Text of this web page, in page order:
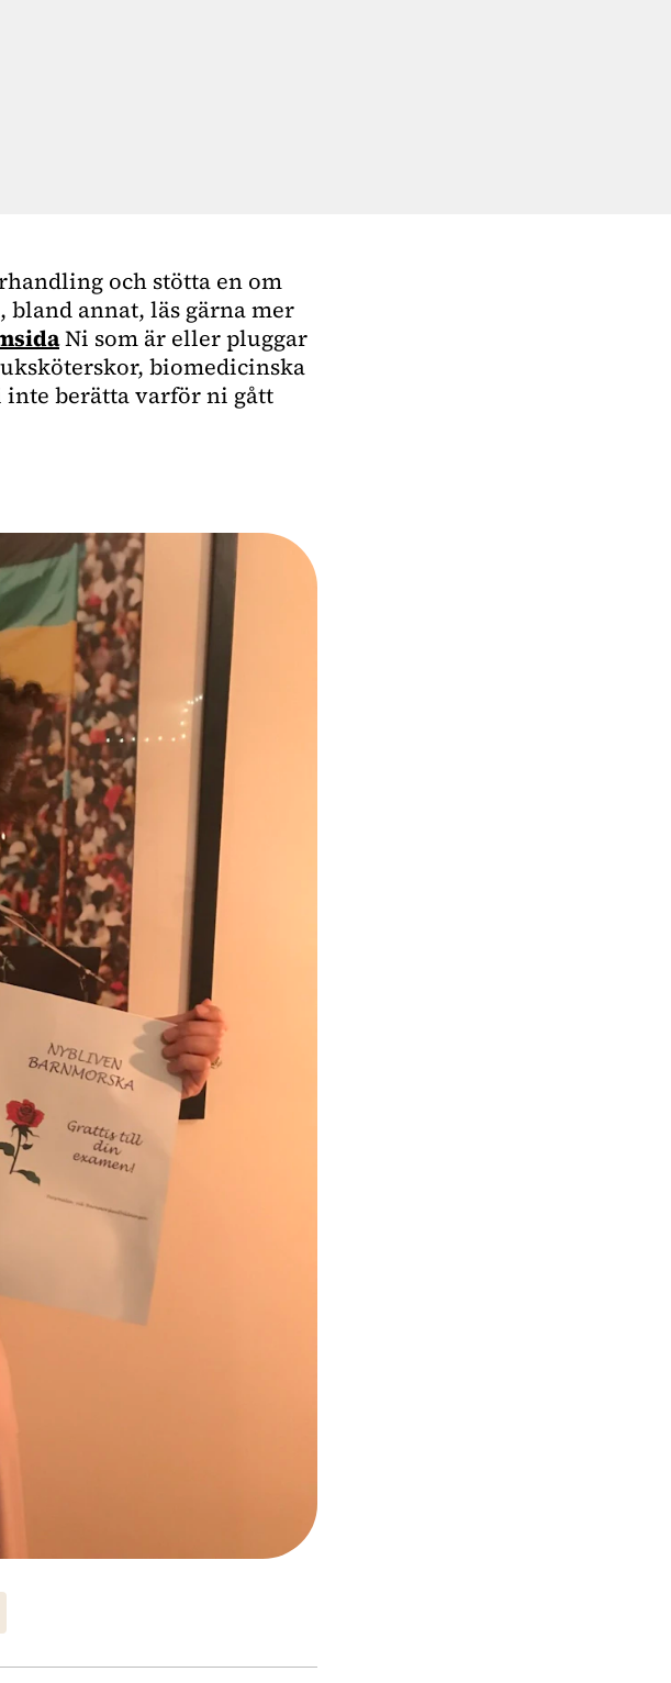
och stötta en om
annat, läs gärna mer
Ni som är eller pluggar
biomedicinska
inte berätta varför ni gått